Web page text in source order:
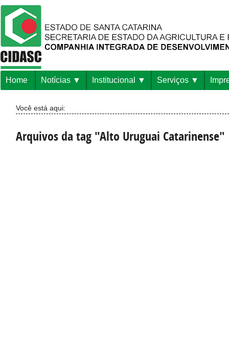
Home Notícias Institucional Serviços
Você está aqui:
Arquivos da tag "Alto Uruguai Catarinense"